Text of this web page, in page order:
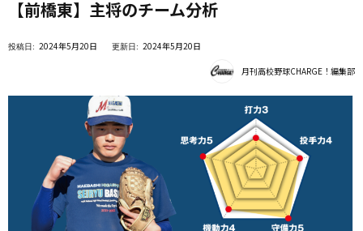
【前橋東】主将のチーム分析
2024年5月20日 2024年5月20日
月刊高校野球CHARGE！編集部